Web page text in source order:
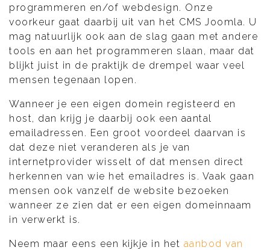
programmeren en/of webdesign. Onze
voorkeur gaat daarbij uit van het CMS Joomla. U
mag natuurlijk ook aan de slag gaan met andere
tools en aan het programmeren slaan, maar dat
blijkt juist in de praktijk de drempel waar veel
mensen tegenaan lopen.
Wanneer je een eigen domein registeerd en
host, dan krijg je daarbij ook een aantal
emailadressen. Een groot voordeel daarvan is
dat deze niet veranderen als je van
internetprovider wisselt of dat mensen direct
herkennen van wie het emailadres is. Vaak gaan
mensen ook vanzelf de website bezoeken
wanneer ze zien dat er een eigen domeinnaam
in verwerkt is.
Neem maar eens een kijkje in het aanbod van